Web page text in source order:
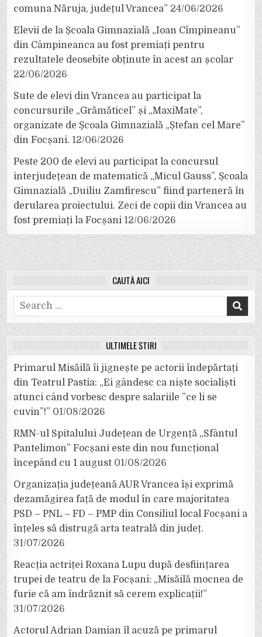
comuna Năruja, județul Vrancea” 24/06/2026
Elevii de la Școala Gimnazială „Ioan Cîmpineanu”
din Câmpineanca au fost premiați pentru
rezultatele deosebite obținute în acest an școlar
22/06/2026
Sute de elevi din Vrancea au participat la
concursurile „Grămăticel” și „MaxiMate”,
organizate de Școala Gimnazială „Ștefan cel Mare”
din Focșani. 12/06/2026
Peste 200 de elevi au participat la concursul
interjudețean de matematică „Micul Gauss”, Școala
Gimnazială „Duiliu Zamfirescu” fiind parteneră în
derularea proiectului. Zeci de copii din Vrancea au
fost premiați la Focșani 12/06/2026
CAUTĂ AICI
Search
for:
ULTIMELE ȘTIRI
Primarul Misăilă îi jignește pe actorii îndepărtați
din Teatrul Pastia: „Ei gândesc ca niște socialiști
atunci când vorbesc despre salariile ”ce li se
cuvin”!” 01/08/2026
RMN-ul Spitalului Județean de Urgență „Sfântul
Pantelimon” Focșani este din nou funcțional
începând cu 1 august 01/08/2026
Organizația județeană AUR Vrancea își exprimă
dezamăgirea față de modul în care majoritatea
PSD – PNL – FD – PMP din Consiliul local Focșani a
înțeles să distrugă arta teatrală din județ.
31/07/2026
Reacția actriței Roxana Lupu după desființarea
trupei de teatru de la Focșani: „Misăilă mocnea de
furie că am îndrăznit să cerem explicații!”
31/07/2026
Actorul Adrian Damian îl acuză pe primarul